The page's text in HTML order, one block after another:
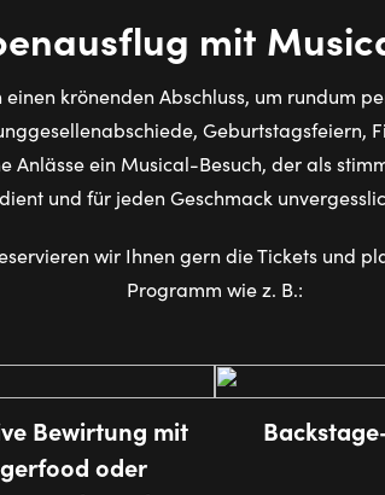
mit
krönenden Abschluss, um rundum
Geburtstagsfeiern,
Anlässe ein Musical-Besuch, der als
und für jeden Geschmack
wir Ihnen gern die Tickets und
Programm wie z. B.:
Bewirtung mit
oder